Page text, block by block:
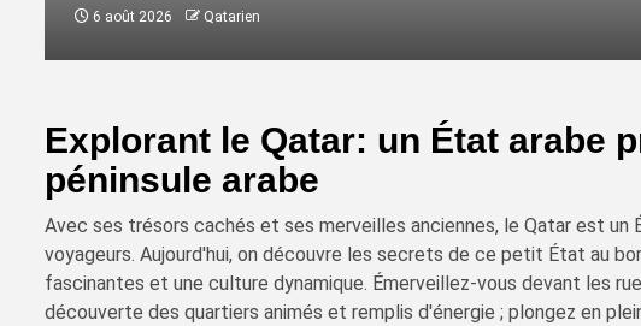
6 août 2026 Qatarien
Explorant le Qatar: un État arabe
péninsule arabe
Avec ses trésors cachés et ses merveilles anciennes, le Qatar est
voyageurs. Aujourd'hui, on découvre les secrets de ce petit État au
fascinantes et une culture dynamique. Émerveillez-vous devant les
découverte des quartiers animés et remplis d'énergie ; plongez en